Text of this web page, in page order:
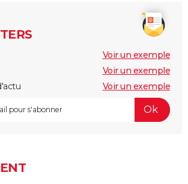
Voir un exemple
Voir un exemple
Voir un exemple